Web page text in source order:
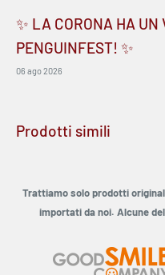
✨ LA CORONA HA UN
PENGUINFEST! ✨
06 ago 2026
Prodotti simili
Trattiamo solo prodotti
importati da noi. Alcune